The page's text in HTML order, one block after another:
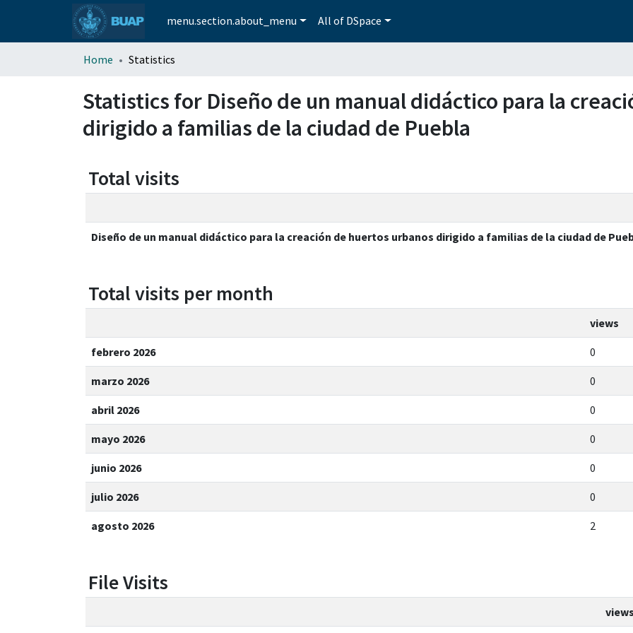
menu.section.about_menu All of DSpace
Home Statistics
Statistics for Diseño de un manual didáctico para la
dirigido a familias de la ciudad de Puebla
Total visits
Diseño de un manual didáctico para la creación de huertos urbanos dirigido a familias de la ciudad de
Total visits per month
views
febrero 2026 0
marzo 2026 0
abril 2026 0
mayo 2026 0
junio 2026 0
julio 2026 0
agosto 2026 2
File Visits